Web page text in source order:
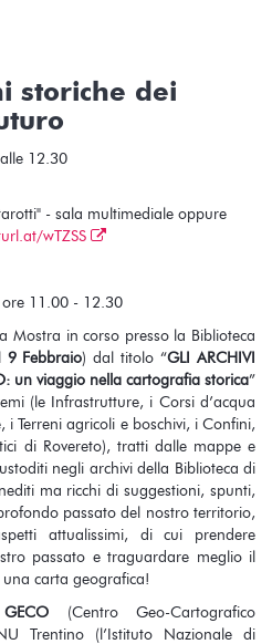
storiche dei
12.30
- sala multimediale oppure
wTZSS
11.00 - 12.30
Mostra in corso presso la Biblioteca
9 Febbraio) dal titolo “GLI ARCHIVI
un viaggio nella cartografia storica”
(le Infrastrutture, i Corsi d’acqua
i Terreni agricoli e boschivi, i Confini,
di Rovereto), tratti dalle mappe e
negli archivi della Biblioteca di
ma ricchi di suggestioni, spunti,
passato del nostro territorio,
attualissimi, di cui prendere
passato e traguardare meglio il
carta geografica!
GECO (Centro Geo-Cartografico
Trentino (l’Istituto Nazionale di